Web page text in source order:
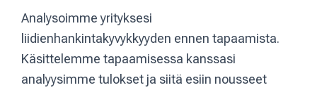
Analysoimme yrityksesi
liidienhankintakyvykkyyden ennen tapaamista.
Käsittelemme tapaamisessa kanssasi
analyysimme tulokset ja siitä esiin nousseet